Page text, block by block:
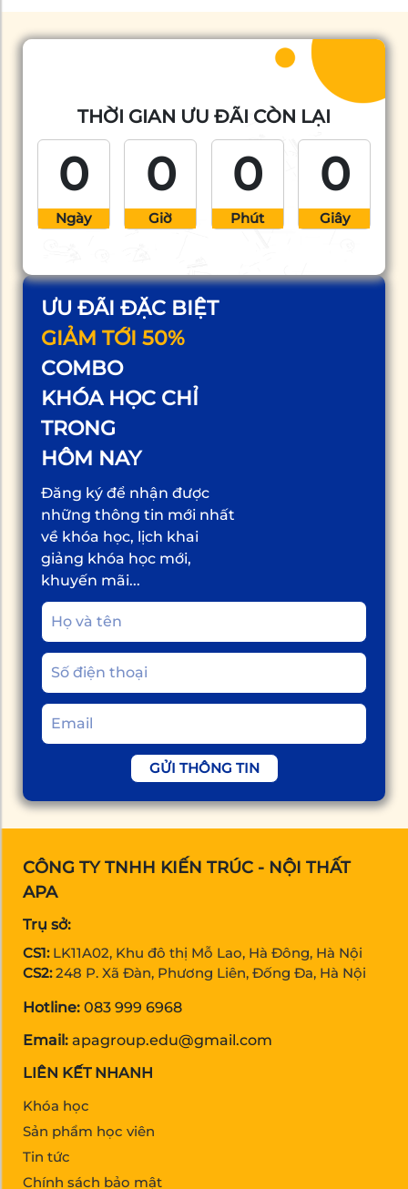
ƯU ĐÃI ĐẶC BIỆT
GIẢM TỚI 50%
COMBO
KHÓA HỌC CHỈ
TRONG
HÔM NAY
Đăng ký để nhận được
những thông tin mới nhất
về khóa học, lịch khai
giảng khóa học mới,
khuyến mãi...
GỬI THÔNG TIN
THỜI GIAN ƯU ĐÃI CÒN LẠI
0
Ngày
0
Giờ
0
Phút
0
Giây
CÔNG TY TNHH KIẾN TRÚC - NỘI THẤT
APA
Trụ sở:
CS1: LK11A02, Khu đô thị Mỗ Lao, Hà Đông, Hà Nội
CS2: 248 P. Xã Đàn, Phương Liên, Đống Đa, Hà Nội
Hotline: 083 999 6968
Email: apagroup.edu@gmail.com
LIÊN KẾT NHANH
Khóa học
Sản phẩm học viên
Tin tức
Chính sách bảo mật